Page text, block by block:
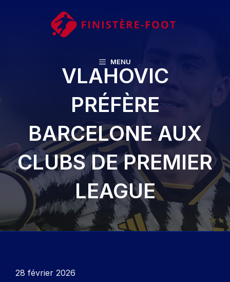
MENU
VLAHOVIC
PRÉFÈRE
BARCELONE AUX
CLUBS DE PREMIER
LEAGUE
28 février 2026